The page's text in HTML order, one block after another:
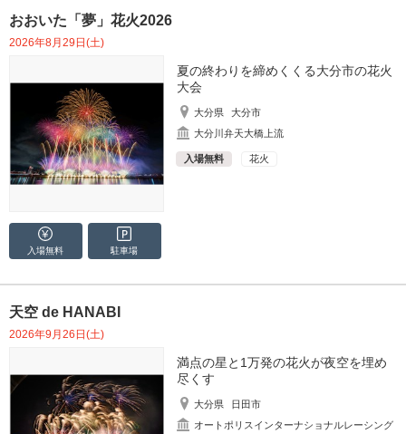
おおいた「夢」花火2026
2026年8月29日(土)
夏の終わりを締めくくる大分市の花火
大会
大分県
大分市
大分川弁天大橋上流
入場無料 花火
入場無料 駐車場
天空 de HANABI
2026年9月26日(土)
満点の星と1万発の花火が夜空を埋め
尽くす
大分県
日田市
オートポリスインターナショナルレーシング